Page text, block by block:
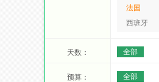
法国
西班牙
天数： 全部
预算： 全部